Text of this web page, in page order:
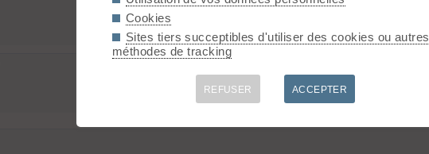
Cookies
Sites tiers succeptibles d'utiliser des cookies ou autres
méthodes de tracking
REFUSER ACCEPTER